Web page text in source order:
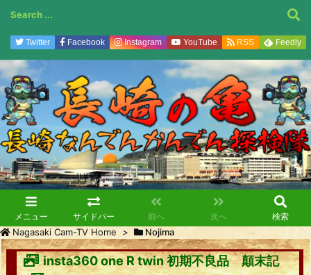
メニュー サイドバー 前へ 次へ 検索
Twitter Facebook Instagram YouTube RSS Feedly
Nagasaki Cam-TV Home > Nojima
insta360 one R twin 初期不良品 顛末記